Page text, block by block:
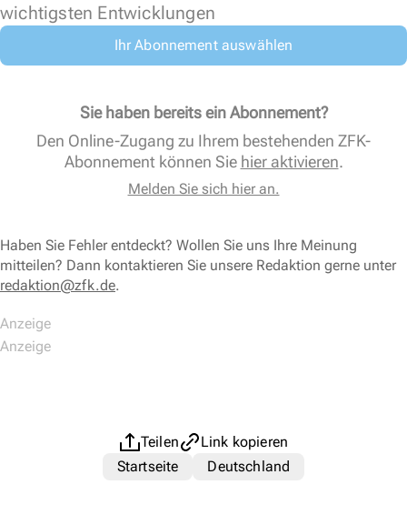
wichtigsten Entwicklungen
Ihr Abonnement auswählen
Sie haben bereits ein Abonnement?
Den Online-Zugang zu Ihrem bestehenden ZFK-
Abonnement können Sie hier aktivieren.
Melden Sie sich hier an.
Haben Sie Fehler entdeckt? Wollen Sie uns Ihre Meinung
mitteilen? Dann kontaktieren Sie unsere Redaktion gerne unter
redaktion@zfk.de.
Teilen
Link kopieren
Startseite
Deutschland